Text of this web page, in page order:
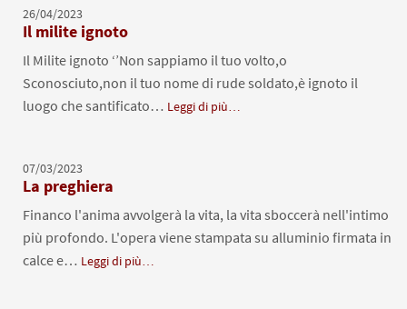
26/04/2023
Il milite ignoto
Il Milite ignoto ‘’Non sappiamo il tuo volto,o
Sconosciuto,non il tuo nome di rude soldato,è ignoto il
luogo che santificato… Leggi di più…
07/03/2023
La preghiera
Financo l'anima avvolgerà la vita, la vita sboccerà nell'intimo
più profondo. L'opera viene stampata su alluminio firmata in
calce e… Leggi di più…